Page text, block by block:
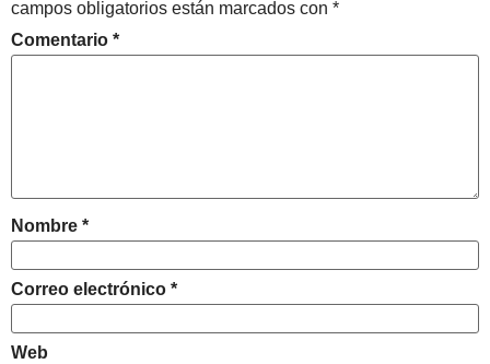
campos obligatorios están marcados con *
Comentario *
Nombre *
Correo electrónico *
Web